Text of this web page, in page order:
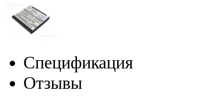
Спецификация
Отзывы